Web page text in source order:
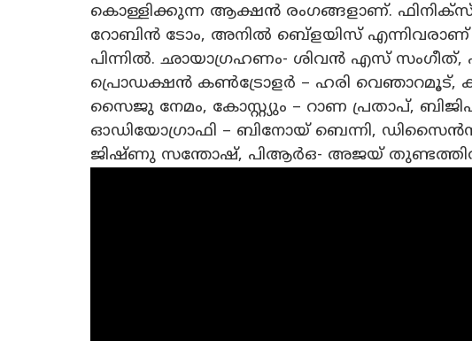
കൊള്ളിക്കുന്ന ആക്ഷൻ രംഗങ്ങളാണ്.
റോബിൻ ടോം, അനിൽ ബെ്ളയിസ്
പിന്നിൽ. ഛായാഗ്രഹണം- ശിവൻ എസ് സംഗീത്,
പ്രൊഡക്ഷൻ കൺട്രോളർ – ഹരി
സൈജു നേമം, കോസ്റ്റ്യും – റാണ പ്രതാപ്,
ഓഡിയോഗ്രാഫി – ബിനോയ് ബെന്നി, ഡിസൈൻസ്
ജിഷ്ണു സന്തോഷ്, പിആർഒ- അജയ്